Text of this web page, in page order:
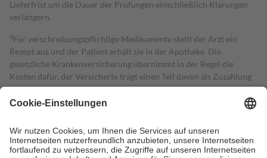
Lieferfrist um die Dauer der Prüfungen einschließlich Klärungen
verlängern.
4Für verschreibungspflichtige Medikamente stellt der Arzt ein
Rezept aus und der Patient erhält sie in der Apotheke. Die
gesetzliche Krankenversicherung übernimmt in der Regel die
Kosten dafür, der Versicherte trägt einen Teil davon als Zuzahlung
mit.
Grundsätzlich leisten Mitglieder Zuzahlungen in Höhe von zehn
höchstens zehn Euro.
Es sind jedoch nie mehr als die tatsächlichen
Kosten der Leistung zu entrichten.
Diese Regeln gelten grundsätzlich auch für Online-Apotheken.